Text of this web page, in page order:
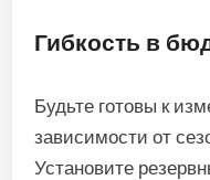
Гибкость в
Будьте готовы к
зависимости от
Установите